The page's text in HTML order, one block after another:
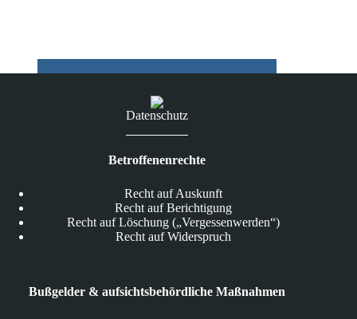
Datenschutz
Betroffenenrechte
Recht auf Auskunft
Recht auf Berichtigung
Recht auf Löschung („Vergessenwerden“)
Recht auf Widerspruch
Bußgelder & aufsichtsbehördliche Maßnahmen